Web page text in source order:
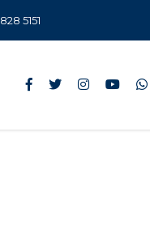
5151